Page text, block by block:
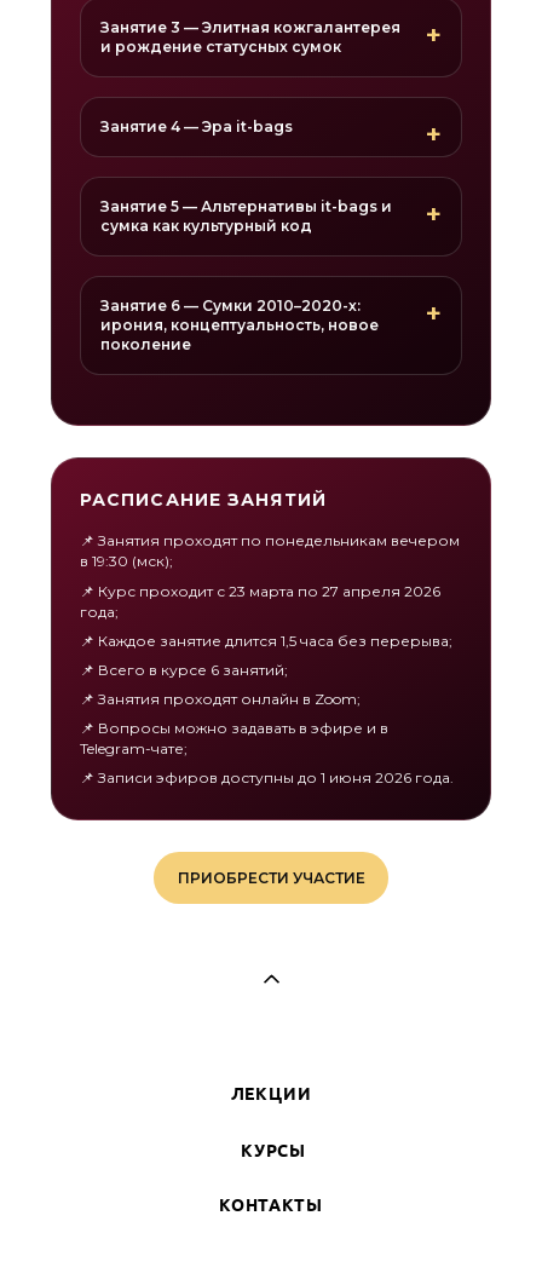
Занятие 3 — Элитная кожгалантерея
и рождение статусных сумок
Занятие 4 — Эра it-bags
Занятие 5 — Альтернативы it-bags и
сумка как культурный код
Занятие 6 — Сумки 2010–2020-х:
ирония, концептуальность, новое
поколение
РАСПИСАНИЕ ЗАНЯТИЙ
📌 Занятия проходят по понедельникам вечером
в 19:30 (мск);
📌 Курс проходит с 23 марта по 27 апреля 2026
года;
📌 Каждое занятие длится 1,5 часа без перерыва;
📌 Всего в курсе 6 занятий;
📌 Занятия проходят онлайн в Zoom;
📌 Вопросы можно задавать в эфире и в
Telegram-чате;
📌 Записи эфиров доступны до 1 июня 2026 года.
ПРИОБРЕСТИ УЧАСТИЕ
ЛЕКЦИИ
КУРСЫ
КОНТАКТЫ